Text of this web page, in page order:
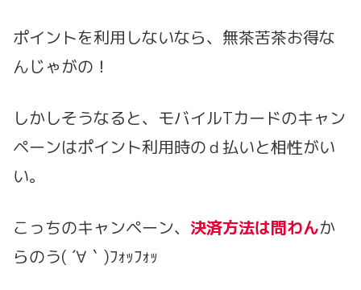
ポイントを利用しないなら、無茶苦茶お得な
んじゃがの！
しかしそうなると、モバイルTカードのキャン
ペーンはポイント利用時のｄ払いと相性がい
い。
こっちのキャンペーン、 決済方法は問わんか
らのう( ´∀｀)ﾌｫｯﾌｫｯ